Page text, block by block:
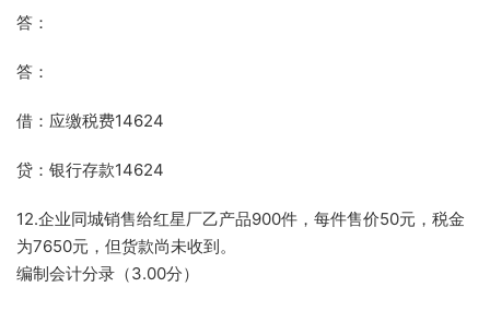
答：
答：
借：应缴税费14624
贷：银行存款14624
12.企业同城销售给红星厂乙产品900件，每件售价50元，税金
为7650元，但货款尚未收到。
编制会计分录（3.00分）